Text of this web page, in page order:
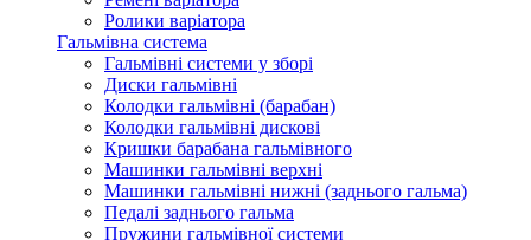
Ролики варіатора
Гальмівна система
Гальмівні системи у зборі
Диски гальмівні
Колодки гальмівні (барабан)
Колодки гальмівні дискові
Кришки барабана гальмівного
Машинки гальмівні верхні
Машинки гальмівні нижні (заднього гальма)
Педалі заднього гальма
Пружини гальмівної системи